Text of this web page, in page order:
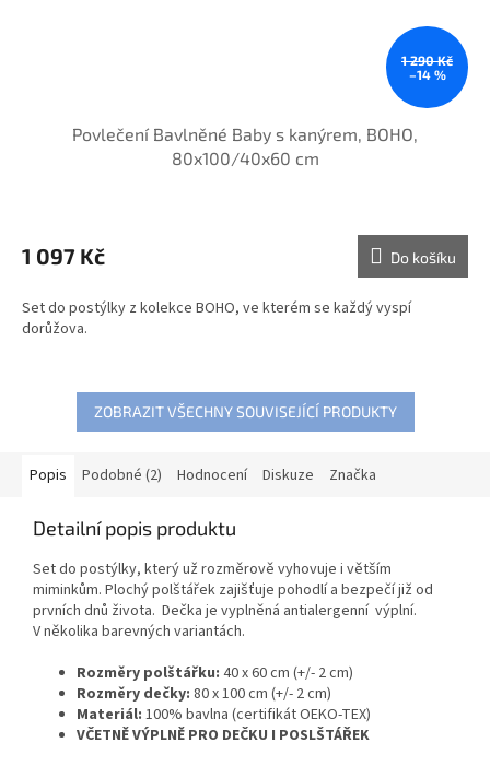
1 290 Kč
–14 %
Povlečení Bavlněné Baby s kanýrem, BOHO,
80x100/40x60 cm
1 097 Kč Do košíku
Set do postýlky z kolekce BOHO, ve kterém se každý vyspí
dorůžova.
ZOBRAZIT VŠECHNY SOUVISEJÍCÍ PRODUKTY
Popis Podobné (2) Hodnocení Diskuze Značka
Detailní popis produktu
Set do postýlky, který už rozměrově vyhovuje i větším
miminkům. Plochý polštářek zajišťuje pohodlí a bezpečí již od
prvních dnů života. Dečka je vyplněná antialergenní výplní.
V několika barevných variantách.
Rozměry polštářku: 40 x 60 cm (+/- 2 cm)
Rozměry dečky: 80 x 100 cm (+/- 2 cm)
Materiál: 100% bavlna (certifikát OEKO-TEX)
VČETNĚ VÝPLNĚ PRO DEČKU I POSLŠTÁŘEK